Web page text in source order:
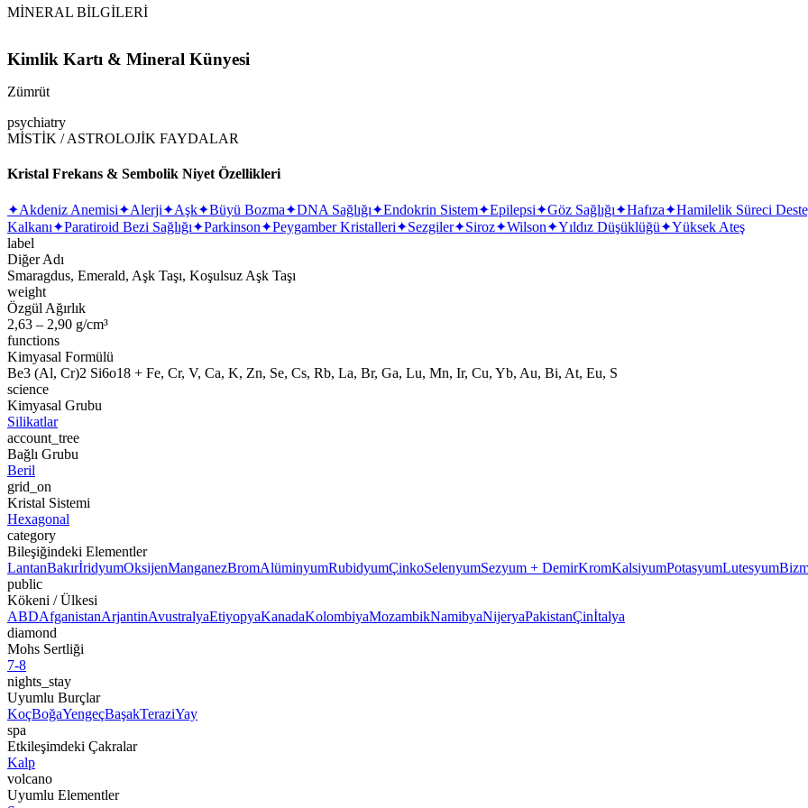
MİNERAL BİLGİLERİ
Kimlik Kartı & Mineral Künyesi
Zümrüt
psychiatry
MİSTİK / ASTROLOJİK FAYDALAR
Kristal Frekans & Sembolik Niyet Özellikleri
✦Akdeniz Anemisi✦Alerji✦Aşk✦Büyü Bozma✦DNA Sağlığı✦Endokrin Sistem✦Epilepsi✦Göz Sağlığı✦Hafıza✦Hamilelik Süreci
Kalkanı✦Paratiroid Bezi Sağlığı✦Parkinson✦Peygamber Kristalleri✦Sezgiler✦Siroz✦Wilson✦Yıldız Düşüklüğü✦Yüksek Ateş
label
Diğer Adı
Smaragdus, Emerald, Aşk Taşı, Koşulsuz Aşk Taşı
weight
Özgül Ağırlık
2,63 – 2,90 g/cm³
functions
Kimyasal Formülü
Be3 (Al, Cr)2 Si6o18 + Fe, Cr, V, Ca, K, Zn, Se, Cs, Rb, La, Br, Ga, Lu, Mn, Ir, Cu, Yb, Au, Bi, At, Eu, S
science
Kimyasal Grubu
Silikatlar
account_tree
Bağlı Grubu
Beril
grid_on
Kristal Sistemi
Hexagonal
category
Bileşiğindeki Elementler
LantanBakırİridyumOksijenManganezBromAlüminyumRubidyumÇinkoSelenyumSezyum + DemirKromKalsiyumPotasyumLutesyum
public
Kökeni / Ülkesi
ABDAfganistanArjantinAvustralyaEtiyopyaKanadaKolombiyaMozambikNamibyaNijeryaPakistanÇinİtalya
diamond
Mohs Sertliği
7-8
nights_stay
Uyumlu Burçlar
KoçBoğaYengeçBaşakTeraziYay
spa
Etkileşimdeki Çakralar
Kalp
volcano
Uyumlu Elementler